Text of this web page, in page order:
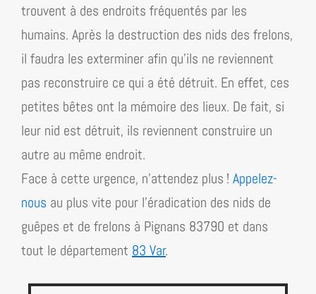
trouvent à des endroits fréquentés par les
humains. Après la destruction des nids des frelons,
il faudra les exterminer afin qu’ils ne reviennent
pas reconstruire ce qui a été détruit. En effet, ces
petites bêtes ont la mémoire des lieux. De fait, si
leur nid est détruit, ils reviennent construire un
autre au même endroit.
Face à cette urgence, n’attendez plus ! Appelez-
nous au plus vite pour l’éradication des nids de
guêpes et de frelons à Pignans 83790 et dans
tout le département 83 Var.